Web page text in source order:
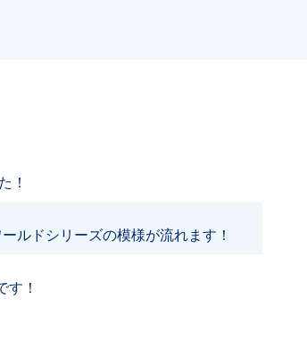
！
ルドシリーズの模様が流れます！
す！